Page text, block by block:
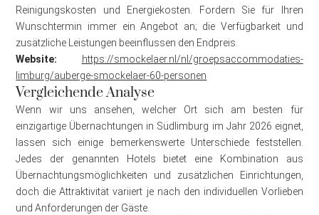
Reinigungskosten und Energiekosten. Fordern Sie für Ihren
Wunschtermin immer ein Angebot an; die Verfügbarkeit und
zusätzliche Leistungen beeinflussen den Endpreis.
Website:
https://smockelaer.nl/nl/groepsaccommodaties-
limburg/auberge-smockelaer-60-personen
Vergleichende Analyse
Wenn wir uns ansehen, welcher Ort sich am besten für
einzigartige Übernachtungen in Südlimburg im Jahr 2026 eignet,
lassen sich einige bemerkenswerte Unterschiede feststellen.
Jedes der genannten Hotels bietet eine Kombination aus
Übernachtungsmöglichkeiten und zusätzlichen Einrichtungen,
doch die Attraktivität variiert je nach den individuellen Vorlieben
und Anforderungen der Gäste.